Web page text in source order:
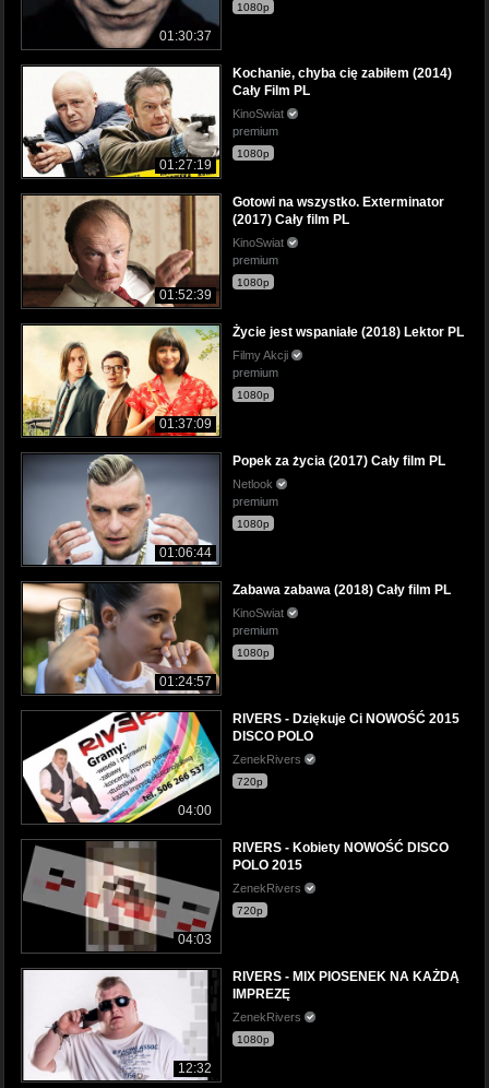
01:30:37
1080p
01:27:19
Kochanie, chyba cię zabiłem (2014)
Cały Film PL
KinoSwiat
premium
1080p
01:52:39
Gotowi na wszystko. Exterminator
(2017) Cały film PL
KinoSwiat
premium
1080p
01:37:09
Życie jest wspaniałe (2018) Lektor PL
Filmy Akcji
premium
1080p
01:06:44
Popek za życia (2017) Cały film PL
Netlook
premium
1080p
01:24:57
Zabawa zabawa (2018) Cały film PL
KinoSwiat
premium
1080p
04:00
RIVERS - Dziękuje Ci NOWOŚĆ 2015
DISCO POLO
ZenekRivers
720p
04:03
RIVERS - Kobiety NOWOŚĆ DISCO
POLO 2015
ZenekRivers
720p
12:32
RIVERS - MIX PIOSENEK NA KAŻDĄ
IMPREZĘ
ZenekRivers
1080p